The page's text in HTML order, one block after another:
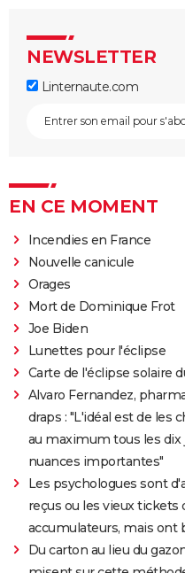
NEWSLETTER
Linternaute.com
EN CE MOMENT
Incendies en France
Nouvelle canicule
Orages
Mort de Dominique Frot
Joe Biden
Lunettes pour l'éclipse
Carte de l'éclipse solaire
Alvaro Fernandez,
draps : "L'idéal est de les
au maximum tous les dix
nuances importantes"
Les psychologues sont
reçus ou les vieux tickets
accumulateurs, mais ont
Du carton au lieu du